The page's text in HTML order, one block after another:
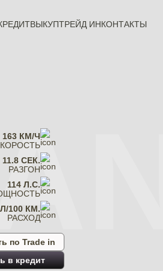
ВЫКУПТРЕЙД ИНКОНТАКТЫ
163 КМ/Ч
11.8 СЕК.
РАЗГОН
114 Л.С.
100 КМ.
РАСХОД
по Trade in
в кредит